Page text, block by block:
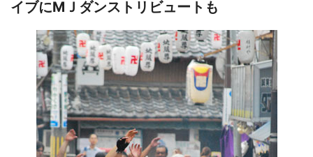
イブにMＪダンストリビュートも